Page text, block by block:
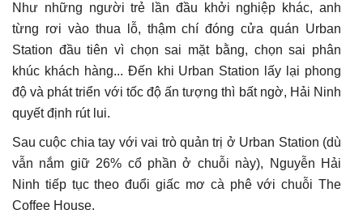
Như những người trẻ lần đầu khởi nghiệp khác, anh
từng rơi vào thua lỗ, thậm chí đóng cửa quán Urban
Station đầu tiên vì chọn sai mặt bằng, chọn sai phân
khúc khách hàng... Đến khi Urban Station lấy lại phong
độ và phát triển với tốc độ ấn tượng thì bất ngờ, Hải Ninh
quyết định rút lui.
Sau cuộc chia tay với vai trò quản trị ở Urban Station (dù
vẫn nắm giữ 26% cổ phần ở chuỗi này), Nguyễn Hải
Ninh tiếp tục theo đuổi giấc mơ cà phê với chuỗi The
Coffee House.